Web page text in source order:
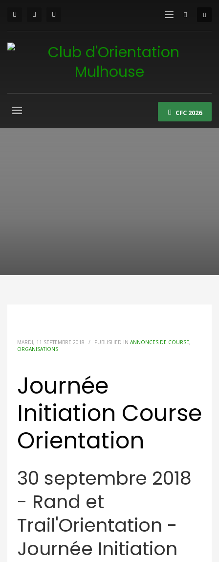
CFC 2026
MARDI, 11 SEPTEMBRE 2018 / PUBLISHED IN ANNONCES DE COURSE,
ORGANISATIONS
Journée
Initiation Course
Orientation
30 septembre 2018
- Rand et
Trail'Orientation -
Journée Initiation